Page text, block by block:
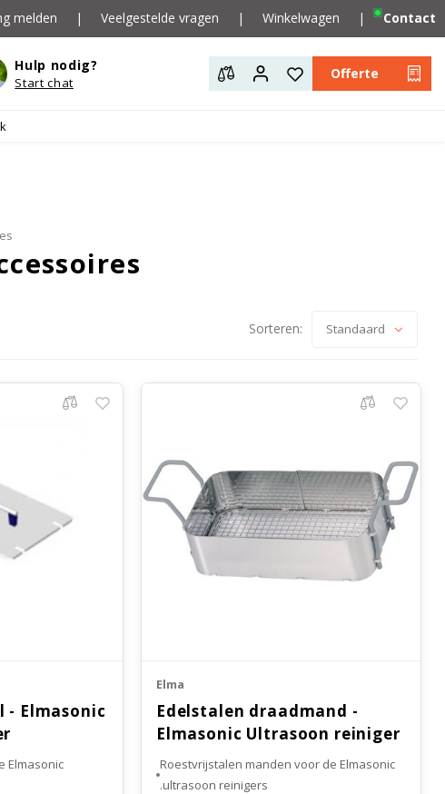
melden | Veelgestelde vragen | Winkelwagen | Contact
Hulp nodig?
Start chat
Offerte
Sorteren: Standaard
- Elmasonic
Elmasonic
Elma
Edelstalen draadmand -
Elmasonic Ultrasoon reiniger
Roestvrijstalen manden voor de Elmasonic
ultrasoon reinigers.